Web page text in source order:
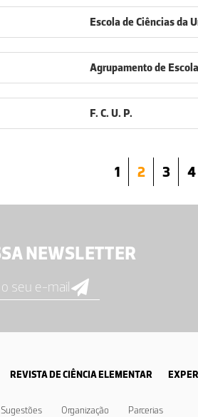
Escola de Ciências da
Agrupamento de
F. C. U. P.
1 2 3 4
NEWSLETTER
REVISTA DE CIÊNCIA ELEMENTAR
Sugestões Organização Parcerias